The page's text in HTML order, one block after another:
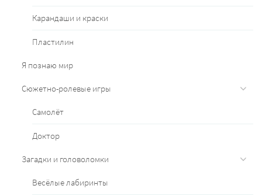
Карандаши и краски
Пластилин
Я познаю мир
Сюжетно-ролевые игры
Самолёт
Доктор
Загадки и головоломки
Весёлые лабиринты